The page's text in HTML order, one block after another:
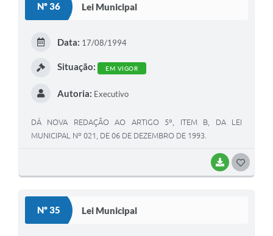
Nº 36 Lei Municipal
BAIXAR
Data: 17/08/1994
Situação: EM VIGOR
Autoria: Executivo
DÁ NOVA REDAÇÃO AO ARTIGO 5º, ITEM B, DA LEI
MUNICIPAL Nº 021, DE 06 DE DEZEMBRO DE 1993.
Nº 35 Lei Municipal